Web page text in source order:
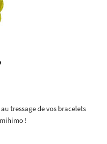
tressage de vos bracelets
!